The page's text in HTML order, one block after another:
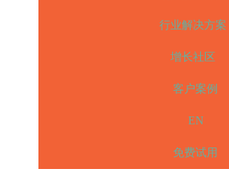
行业解决方案
增长社区
客户案例
EN
免费试用